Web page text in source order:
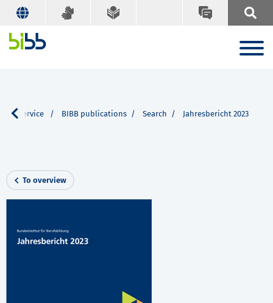
Our Service BIBB publications Search Jahresbericht 2023
To overview